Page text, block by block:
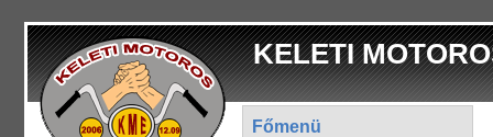
KELETI
Főmenü